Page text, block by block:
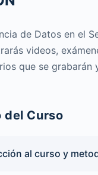
de Datos en el
videos,
que se
del Curso
al curso y